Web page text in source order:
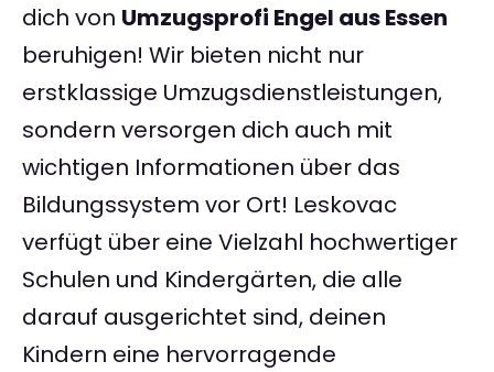
dich von Umzugsprofi Engel aus Essen
beruhigen! Wir bieten nicht nur
erstklassige Umzugsdienstleistungen,
sondern versorgen dich auch mit
wichtigen Informationen über das
Bildungssystem vor Ort! Leskovac
verfügt über eine Vielzahl hochwertiger
Schulen und Kindergärten, die alle
darauf ausgerichtet sind, deinen
Kindern eine hervorragende